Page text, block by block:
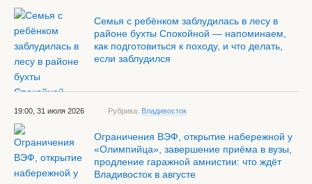
Семья с ребёнком заблудилась в лесу в
районе бухты Спокойной — напоминаем,
как подготовиться к походу, и что делать,
если заблудился
19:00, 31 июля 2026 Рубрика: Владивосток
Ограничения ВЭФ, открытие набережной у
«Олимпийца», завершение приёма в вузы,
продление гаражной амнистии: что ждёт
Владивосток в августе